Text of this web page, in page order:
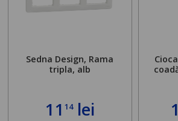
Sedna Design, Rama
tripla, alb
11 14lei